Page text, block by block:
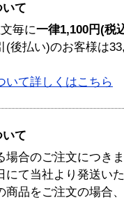
て
毎に一律1,100円(税
後払い)のお客様は
いて詳しくはこちら
て
場合のご注文につき
にて当社より発送い
商品をご注文の場合